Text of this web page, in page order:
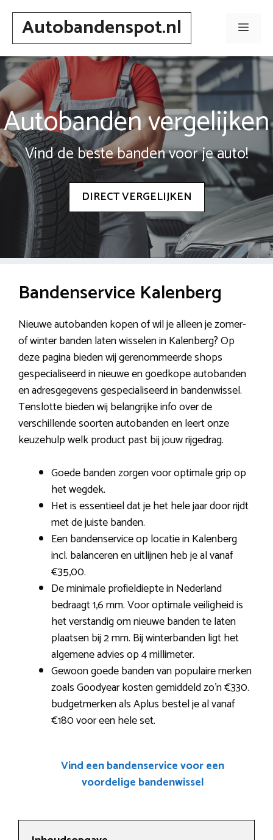
Spring
inhoudAutobandenspot.nl Menu
Autobanden vergelijken
Vind de beste banden voor je auto!
DIRECT VERGELIJKEN
Bandenservice Kalenberg
Nieuwe autobanden kopen of wil je alleen je zomer-
of winter banden laten wisselen in Kalenberg? Op
deze pagina bieden wij gerenommeerde shops
gespecialiseerd in nieuwe en goedkope autobanden
en adresgegevens gespecialiseerd in bandenwissel.
Tenslotte bieden wij belangrijke info over de
verschillende soorten autobanden en leert onze
keuzehulp welk product past bij jouw rijgedrag.
Goede banden zorgen voor optimale grip op
het wegdek.
Het is essentieel dat je het hele jaar door rijdt
met de juiste banden.
Een bandenservice op locatie in Kalenberg
incl. balanceren en uitlijnen heb je al vanaf
€35,00.
De minimale profieldiepte in Nederland
bedraagt 1,6 mm. Voor optimale veiligheid is
het verstandig om nieuwe banden te laten
plaatsen bij 2 mm. Bij winterbanden ligt het
algemene advies op 4 millimeter.
Gewoon goede banden van populaire merken
zoals Goodyear kosten gemiddeld zo’n €330.
budgetmerken als Aplus bestel je al vanaf
€180 voor een hele set.
Vind een bandenservice voor een
voordelige bandenwissel